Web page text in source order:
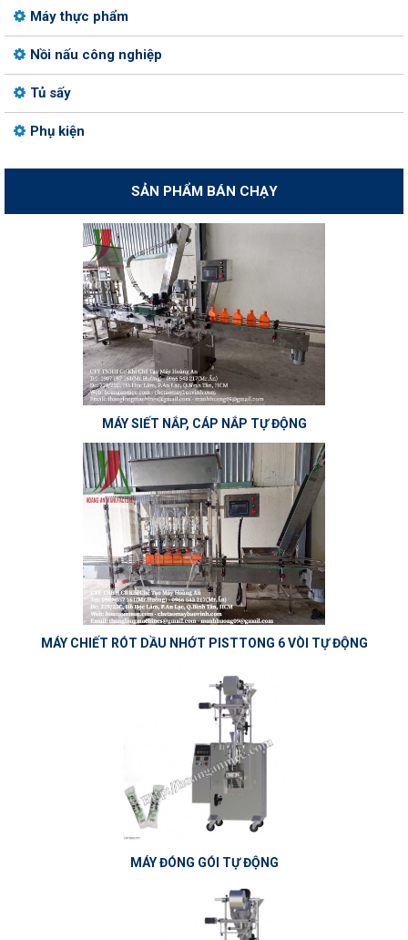
Máy thực phẩm
Nồi nấu công nghiệp
Tủ sấy
Phụ kiện
SẢN PHẨM BÁN CHẠY
MÁY SIẾT NẮP, CÁP NẮP TỰ ĐỘNG
MÁY CHIẾT RÓT DẦU NHỚT PISTTONG 6 VÒI TỰ ĐỘNG
MÁY ĐÓNG GÓI TỰ ĐỘNG